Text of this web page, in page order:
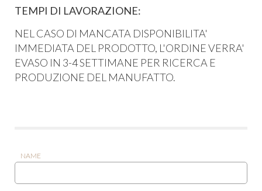
TEMPI DI LAVORAZIONE:
NEL CASO DI MANCATA DISPONIBILITA'
IMMEDIATA DEL PRODOTTO, L'ORDINE VERRA'
EVASO IN 3-4 SETTIMANE PER RICERCA E
PRODUZIONE DEL MANUFATTO.
NAME